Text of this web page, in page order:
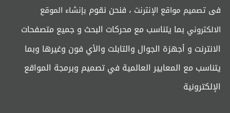
فى تصميم مواقع الإنترنت ، فنحن نقوم بإنشاء الموقع
الالكتروني بما يتناسب مع محركات البحث و جميع متصفحات
الانترنت و أجهزة الجوال والتابلت والأي فون وغيرها وبما
يتناسب مع المعايير العالمية في تصميم وبرمجة المواقع
الإلكترونية